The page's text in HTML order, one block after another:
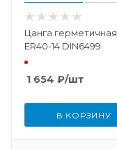
Цанга герметичная
ER40-14 DIN6499
1 654 ₽/шт
В КОРЗИНУ